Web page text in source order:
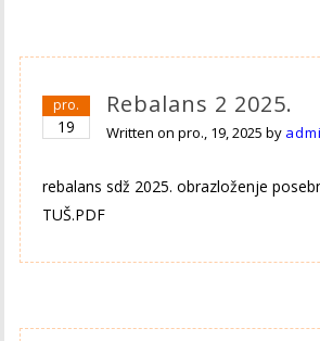
pro.
19
Rebalans 2 2025.
Written onpro., 19, 2025 by
rebalans sdž 2025. obrazloženje
TUŠ.PDF